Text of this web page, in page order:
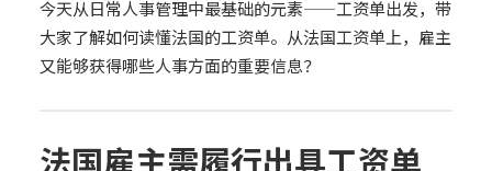
今天从日常人事管理中最基础的元素——工资单出发，带
大家了解如何读懂法国的工资单。从法国工资单上，雇主
又能够获得哪些人事方面的重要信息？
法国雇主需履行出具工资单